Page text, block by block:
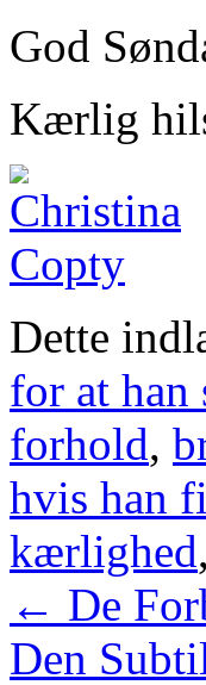
God
Kærlig
Dette
for at han
forhold,
hvis han
kærlighed,
← De
Den